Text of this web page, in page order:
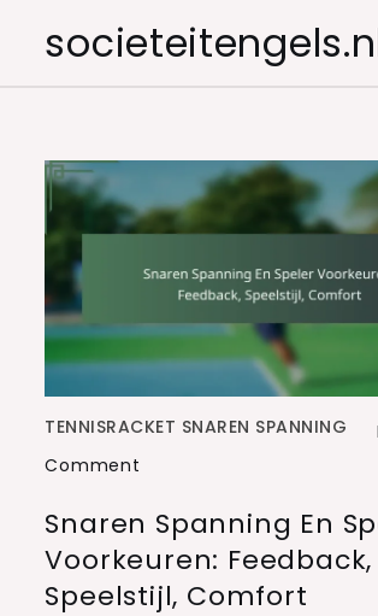
TENNISRACKET SNAREN SPANNING
Comment
Spanning
En
Speler
Snaren Spanning En
Voorkeuren: Feedback,
Speelstijl, Comfort